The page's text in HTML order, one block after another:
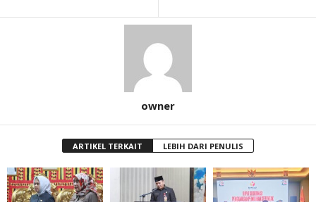
owner
ARTIKEL TERKAIT LEBIH DARI PENULIS